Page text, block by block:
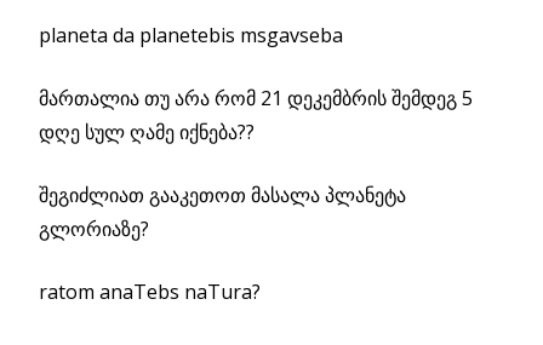
planeta da planetebis msgavseba
მართალია თუ არა რომ 21 დეკემბრის შემდეგ 5
დღე სულ ღამე იქნება??
შეგიძლიათ გააკეთოთ მასალა პლანეტა
გლორიაზე?
ratom anaTebs naTura?